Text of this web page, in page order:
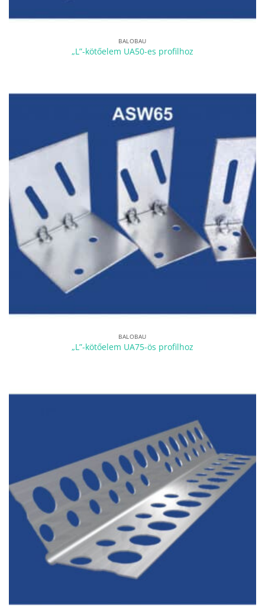
BALOBAU
„L”-kötőelem UA50-es profilhoz
BALOBAU
„L”-kötőelem UA75-ös profilhoz